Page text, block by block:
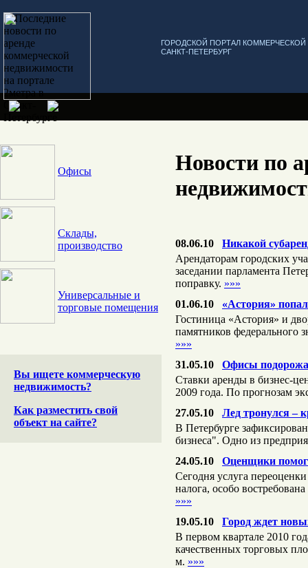
ГОРОДСКОЙ ПОРТАЛ
САНКТ-ПЕТЕРБУРГ
Офисы
Склады,
производство
Универсальные и
торговые помещения
Вы ищете коммерческую
недвижимость?
Как разместить свой
объект на сайте?
Новости по
08.06.10
Никакой
Арендаторам городских
заседании парламента
поправку. »»»
01.06.10
«Астория»
Гостиница «Астория» и
памятников федерального
»»»
31.05.10
Офисы
Ставки аренды в бизнес-
2009 года. По прогнозам
27.05.10
Лед тронулся –
В Петербурге
бизнеса". Одно из
24.05.10
Оценщики
Сегодня услуга
налога, особо
»»»
19.05.10
Город ждет
В первом квартале 2010
качественных торговых
м. »»»